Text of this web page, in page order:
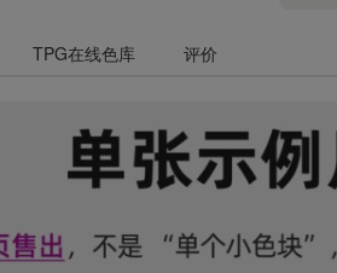
TPG在线色库 评价